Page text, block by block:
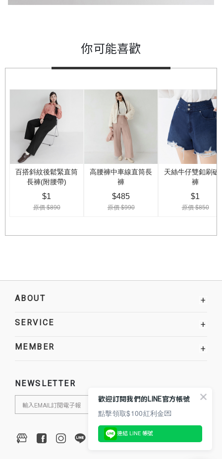
你可能喜歡
ABOUT +
SERVICE +
MEMBER +
NEWSLETTER
歡迎訂閱我們的LINE官方帳號
點擊領取$100紅利金💌
連結 LINE 帳號